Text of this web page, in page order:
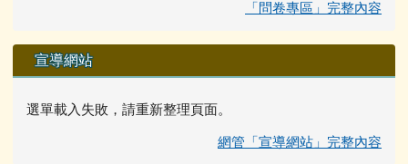
「問卷專區」完整內容
宣導網站
選單載入失敗，請重新整理頁面。
網管「宣導網站」完整內容